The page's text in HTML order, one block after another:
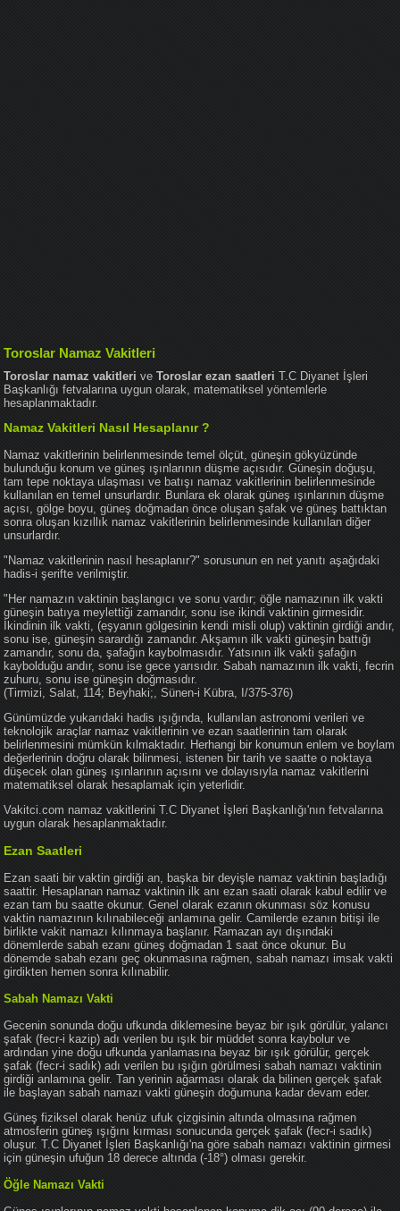
Toroslar Namaz Vakitleri
Toroslar namaz vakitleri veToroslar ezan saatleri T.C Diyanet İşleri
Başkanlığı fetvalarına uygun olarak, matematiksel yöntemlerle
hesaplanmaktadır.
Namaz Vakitleri Nasıl Hesaplanır ?
Namaz vakitlerinin belirlenmesinde temel ölçüt, güneşin gökyüzünde
bulunduğu konum ve güneş ışınlarının düşme açısıdır. Güneşin doğuşu,
tam tepe noktaya ulaşması ve batışı namaz vakitlerinin belirlenmesinde
kullanılan en temel unsurlardır. Bunlara ek olarak güneş ışınlarının düşme
açısı, gölge boyu, güneş doğmadan önce oluşan şafak ve güneş battıktan
sonra oluşan kızıllık namaz vakitlerinin belirlenmesinde kullanılan diğer
unsurlardır.
"Namaz vakitlerinin nasıl hesaplanır?" sorusunun en net yanıtı aşağıdaki
hadis-i şerifte verilmiştir.
"Her namazın vaktinin başlangıcı ve sonu vardır; öğle namazının ilk vakti
güneşin batıya meylettiği zamandır, sonu ise ikindi vaktinin girmesidir.
İkindinin ilk vakti, (eşyanın gölgesinin kendi misli olup) vaktinin girdiği andır,
sonu ise, güneşin sarardığı zamandır. Akşamın ilk vakti güneşin battığı
zamandır, sonu da, şafağın kaybolmasıdır. Yatsının ilk vakti şafağın
kaybolduğu andır, sonu ise gece yarısıdır. Sabah namazının ilk vakti, fecrin
zuhuru, sonu ise güneşin doğmasıdır.
(Tirmizi, Salat, 114; Beyhaki;, Sünen-i Kübra, I/375-376)
Günümüzde yukarıdaki hadis ışığında, kullanılan astronomi verileri ve
teknolojik araçlar namaz vakitlerinin ve ezan saatlerinin tam olarak
belirlenmesini mümkün kılmaktadır. Herhangi bir konumun enlem ve boylam
değerlerinin doğru olarak bilinmesi, istenen bir tarih ve saatte o noktaya
düşecek olan güneş ışınlarının açısını ve dolayısıyla namaz vakitlerini
matematiksel olarak hesaplamak için yeterlidir.
Vakitci.com namaz vakitlerini T.C Diyanet İşleri Başkanlığı'nın fetvalarına
uygun olarak hesaplanmaktadır.
Ezan Saatleri
Ezan saati bir vaktin girdiği an, başka bir deyişle namaz vaktinin başladığı
saattir. Hesaplanan namaz vaktinin ilk anı ezan saati olarak kabul edilir ve
ezan tam bu saatte okunur. Genel olarak ezanın okunması söz konusu
vaktin namazının kılınabileceği anlamına gelir. Camilerde ezanın bitişi ile
birlikte vakit namazı kılınmaya başlanır. Ramazan ayı dışındaki
dönemlerde sabah ezanı güneş doğmadan 1 saat önce okunur. Bu
dönemde sabah ezanı geç okunmasına rağmen, sabah namazı imsak vakti
girdikten hemen sonra kılınabilir.
Sabah Namazı Vakti
Gecenin sonunda doğu ufkunda diklemesine beyaz bir ışık görülür, yalancı
şafak (fecr-i kazip) adı verilen bu ışık bir müddet sonra kaybolur ve
ardından yine doğu ufkunda yanlamasına beyaz bir ışık görülür, gerçek
şafak (fecr-i sadık) adı verilen bu ışığın görülmesi sabah namazı vaktinin
girdiği anlamına gelir. Tan yerinin ağarması olarak da bilinen gerçek şafak
ile başlayan sabah namazı vakti güneşin doğumuna kadar devam eder.
Güneş fiziksel olarak henüz ufuk çizgisinin altında olmasına rağmen
atmosferin güneş ışığını kırması sonucunda gerçek şafak (fecr-i sadık)
oluşur. T.C Diyanet İşleri Başkanlığı'na göre sabah namazı vaktinin girmesi
için güneşin ufuğun 18 derece altında (-18°) olması gerekir.
Öğle Namazı Vakti